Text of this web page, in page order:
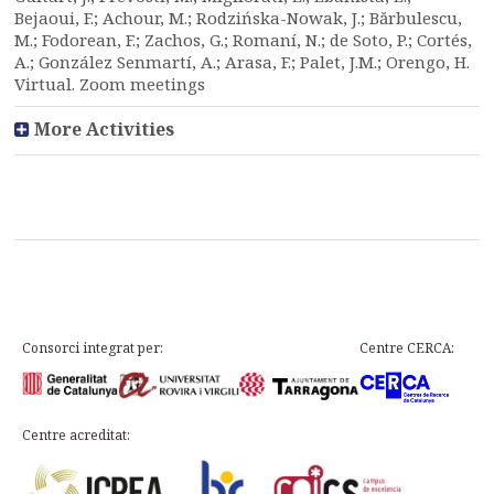
Bejaoui, F.; Achour, M.; Rodzińska-Nowak, J.; Bărbulescu,
M.; Fodorean, F.; Zachos, G.; Romaní, N.; de Soto, P.; Cortés,
A.; González Senmartí, A.; Arasa, F.; Palet, J.M.; Orengo, H.
Virtual. Zoom meetings
More Activities
Consorci integrat per: Centre CERCA:
Centre acreditat: